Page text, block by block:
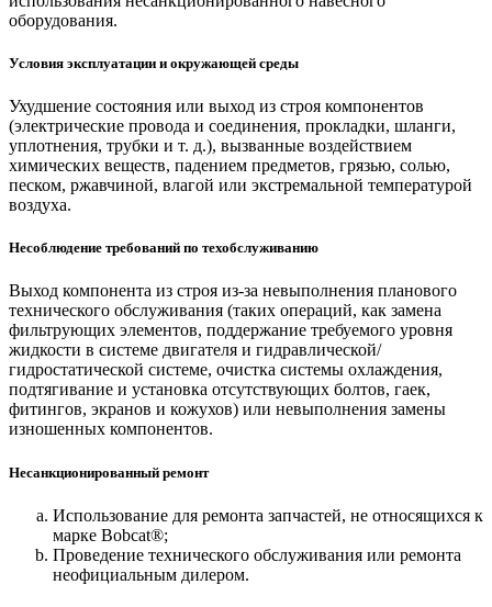
оборудования.
Условия эксплуатации и окружающей среды
Ухудшение состояния или выход из строя компонентов
(электрические провода и соединения, прокладки, шланги,
уплотнения, трубки и т. д.), вызванные воздействием
химических веществ, падением предметов, грязью, солью,
песком, ржавчиной, влагой или экстремальной температурой
воздуха.
Несоблюдение требований по техобслуживанию
Выход компонента из строя из-за невыполнения планового
технического обслуживания (таких операций, как замена
фильтрующих элементов, поддержание требуемого уровня
жидкости в системе двигателя и гидравлической/
гидростатической системе, очистка системы охлаждения,
подтягивание и установка отсутствующих болтов, гаек,
фитингов, экранов и кожухов) или невыполнения замены
изношенных компонентов.
Несанкционированный ремонт
Использование для ремонта запчастей, не относящихся к
марке Bobcat®;
Проведение технического обслуживания или ремонта
неофициальным дилером.